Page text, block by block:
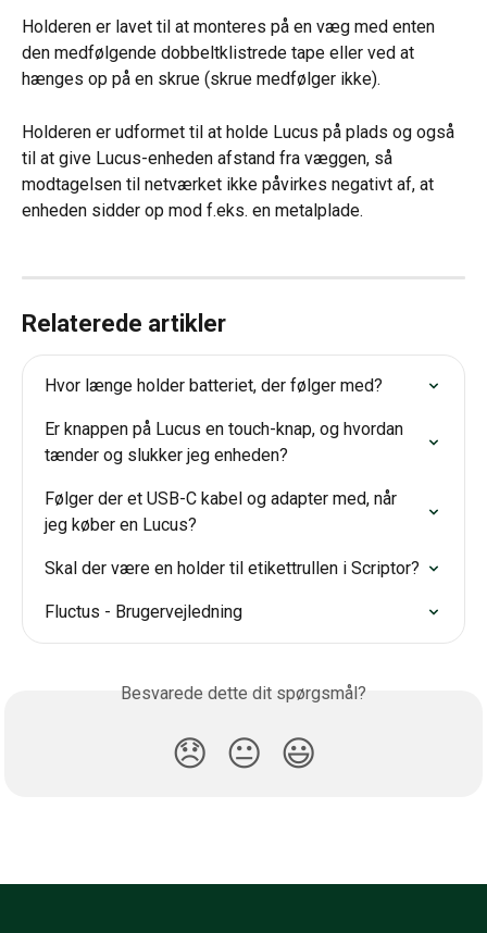
Holderen er lavet til at monteres på en væg med enten
den medfølgende dobbeltklistrede tape eller ved at
hænges op på en skrue (skrue medfølger ikke).
Holderen er udformet til at holde Lucus på plads og også
til at give Lucus-enheden afstand fra væggen, så
modtagelsen til netværket ikke påvirkes negativt af, at
enheden sidder op mod f.eks. en metalplade.
Relaterede artikler
Hvor længe holder batteriet, der følger med?
Er knappen på Lucus en touch-knap, og hvordan
tænder og slukker jeg enheden?
Følger der et USB-C kabel og adapter med, når
jeg køber en Lucus?
Skal der være en holder til etikettrullen i Scriptor?
Fluctus - Brugervejledning
Besvarede dette dit spørgsmål?
😞 😐 😃